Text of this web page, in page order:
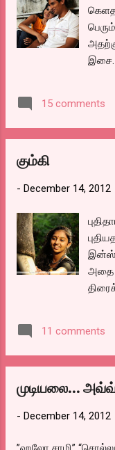
இசை.
15 comments
கும்கி
- December 14, 2012
அதை
களன்
11 comments
முடியலை...
- December 14, 2012